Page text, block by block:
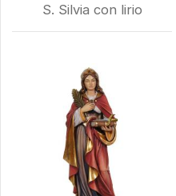
S. Silvia con lirio